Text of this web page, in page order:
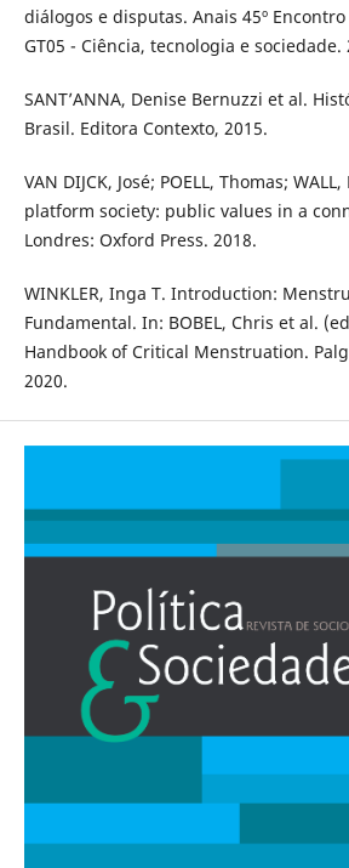
diálogos e disputas. Anais 45º Encontro
GT05 - Ciência, tecnologia e sociedade.
SANT’ANNA, Denise Bernuzzi et al.
Brasil. Editora Contexto, 2015.
VAN DIJCK, José; POELL, Thomas;
platform society: public values in a
Londres: Oxford Press. 2018.
WINKLER, Inga T. Introduction:
Fundamental. In: BOBEL, Chris et al.
Handbook of Critical Menstruation.
2020.